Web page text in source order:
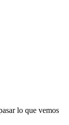
lo que vemos